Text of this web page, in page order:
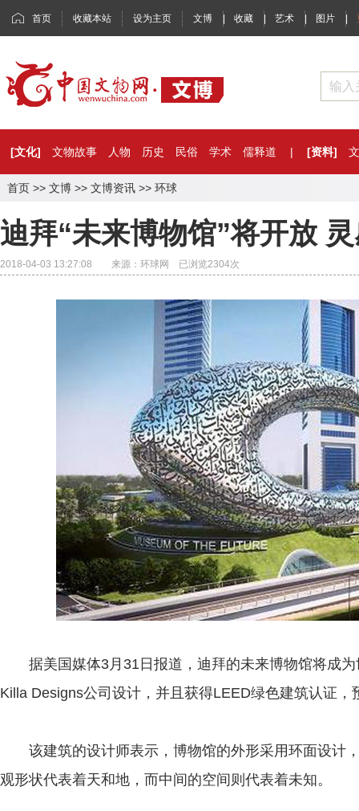
首页 收藏本站 设为主页 文博 | 收藏 | 艺术 | 图片 |
[文化] 文物故事 人物 历史 民俗 学术 儒释道 | [资料]
首页 >> 文博 >> 文博资讯 >> 环球
迪拜“未来博物馆”将开放
2018-04-03 13:27:08 来源：环球网 已浏览2304次
据美国媒体3月31日报道，迪拜的未来博物馆将成为
Killa Designs公司设计，并且获得LEED绿色建筑认证，
该建筑的设计师表示，博物馆的外形采用环面设计，
观形状代表着天和地，而中间的空间则代表着未知。